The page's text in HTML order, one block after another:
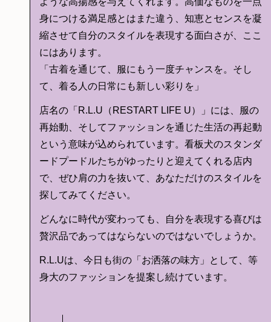
身につける満足感とはまた違う、知恵とセンスを凝
縮させて自分のスタイルを表現する面白さが、ここ
にはあります。
「古着を通じて、服にもう一度チャンスを。そし
て、着る人の日常にも新しい彩りを」
店名の「R.L.U（RESTART LIFE U）」には、服の
再始動、そしてファッションを通じた生活の再起動
という意味が込められています。看板犬のスタンダ
ードプードルたちがゆったりと迎えてくれる店内
で、ぜひ肩の力を抜いて、あなただけのスタイルを
探してみてください。
どんなに時代が変わっても、自分を表現する喜びは
贅沢品であってはならないのではないでしょうか。
R.L.Uは、今日も街の「お洒落の味方」として、等
身大のファッションを提案し続けています。